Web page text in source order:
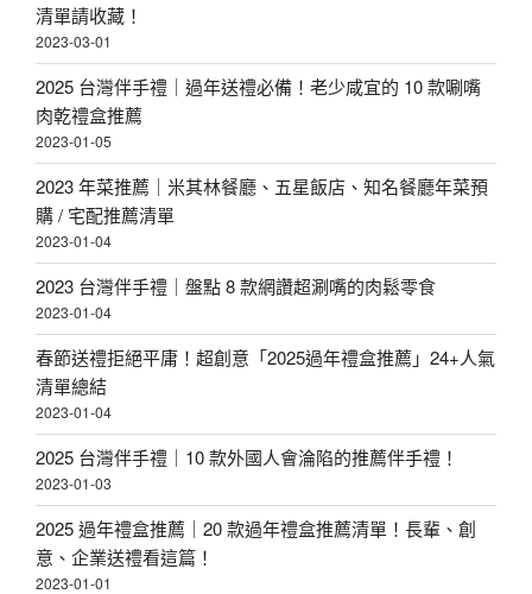
清單請收藏！
2023-03-01
2025 台灣伴手禮｜過年送禮必備！老少咸宜的 10 款唰嘴
肉乾禮盒推薦
2023-01-05
2023 年菜推薦｜米其林餐廳、五星飯店、知名餐廳年菜預
購 / 宅配推薦清單
2023-01-04
2023 台灣伴手禮｜盤點 8 款網讚超涮嘴的肉鬆零食
2023-01-04
春節送禮拒絕平庸！超創意「2025過年禮盒推薦」24+人氣
清單總結
2023-01-04
2025 台灣伴手禮｜10 款外國人會淪陷的推薦伴手禮！
2023-01-03
2025 過年禮盒推薦｜20 款過年禮盒推薦清單！長輩、創
意、企業送禮看這篇！
2023-01-01